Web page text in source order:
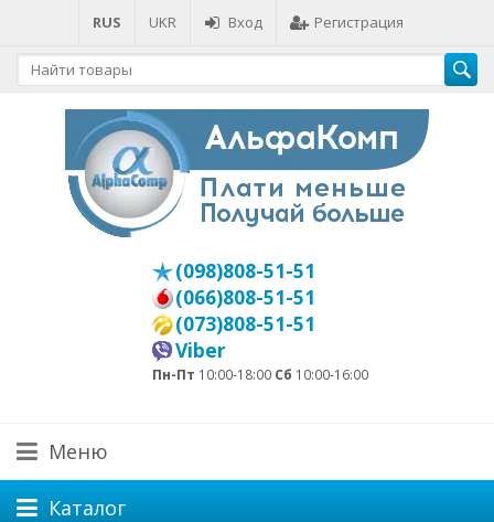
RUS UKR Вход Регистрация
(098)808-51-51
(066)808-51-51
(073)808-51-51
Viber
Пн-Пт 10:00-18:00 Сб 10:00-16:00
Меню
Каталог